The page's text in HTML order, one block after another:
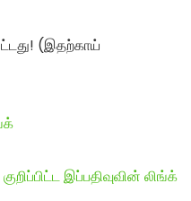
(இதற்காய்
இப்பதிவுவின் லிங்க்